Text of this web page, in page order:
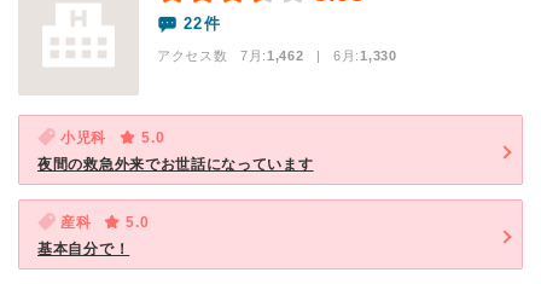
22件
アクセス数 7月:1,462 | 6月:1,330
小児科
5.0
夜間の救急外来でお世話になっています
産科
5.0
基本自分で！